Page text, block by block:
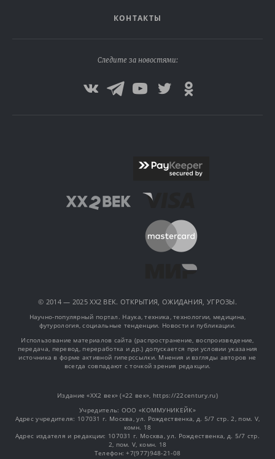
КОНТАКТЫ
Следите за новостями:
© 2014 — 2025 XX2 ВЕК. ОТКРЫТИЯ, ОЖИДАНИЯ, УГРОЗЫ.
Научно-популярный портал. Наука, техника, технологии, медицина,
футурология, социальные тенденции. Новости и публикации.
Использование материалов сайта (распространение, воспроизведение,
передача, перевод, переработка и др.) допускается при условии указания
источника в форме активной гиперссылки. Мнения и взгляды авторов не
всегда совпадают с точкой зрения редакции.
Издание «XX2 век» («22 век», https://22century.ru)
Учредитель: OOO «КОММУНИКЕЙК»
Адрес учредителя: 107031 г. Москва, ул. Рождественка, д. 5/7 стр. 2, пом. V,
комн. 18
Адрес издателя и редакции: 107031 г. Москва, ул. Рождественка, д. 5/7 стр.
2, пом. V, комн. 18
Телефон: +7(977)948-21-08